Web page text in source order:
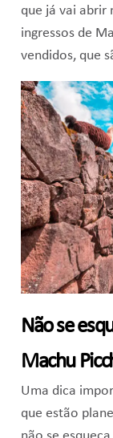
que já vai abrir
ingressos de
vendidos, que
Não se
Machu
Uma dica
que estão